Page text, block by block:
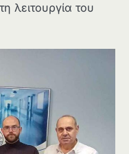
λειτουργία του